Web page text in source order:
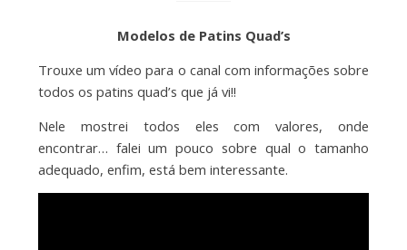
Modelos de Patins Quad’s
Trouxe um vídeo para o canal com informações sobre
todos os patins quad’s que já vi!!
Nele mostrei todos eles com valores, onde
encontrar… falei um pouco sobre qual o tamanho
adequado, enfim, está bem interessante.